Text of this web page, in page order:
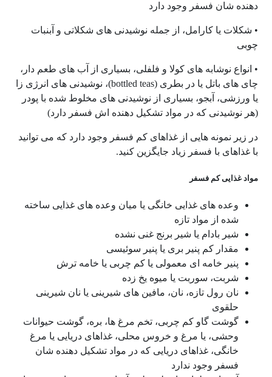
دهنده شان فسفر وجود دارد
• شکلات یا کارامل، از جمله نوشیدنی های شکلاتی و آبنبات
چوبی
• انواع نوشابه های کولا و فلفلی، بسیاری از آب های طعم دار،
چای های باتل یا در بطری (bottled teas)، نوشیدنی های انرژی زا
یا ورزشی، آبجو، بسیاری از نوشیدنی های مخلوط شده با پودر
(هر نوشیدنی که در مواد تشکیل دهنده اش فسفر دارد)
در زیر نمونه هایی از غذاهای کم فسفر وجود دارد که می توانید
با غذاهای با فسفر زیاد جایگزین کنید.
مواد غذایی کم فسفر
وعده های غذایی خانگی یا میان وعده های غذایی ساخته
شده از مواد تازه
شیر بادام یا شیر برنج غنی نشده
مقدار کم پنیر بری یا پنیر سوئیسی
پنیر خامه ای معمولی یا کم چربی یا خامه ترش
شربت، سوربت یا میوه یخ زده
نان رول تازه، نان، مافین های شیرینی یا نان شیرینی
حلقوی
گوشت گاو کم چربی، تخم مرغ ها، بره، گوشت حیوانات
وحشی، یا مرغ و خروس محلی، غذاهای دریایی یا مرغ
خانگی، غذاهای دریایی که در مواد تشکیل دهنده شان
فسفر وجود ندارد